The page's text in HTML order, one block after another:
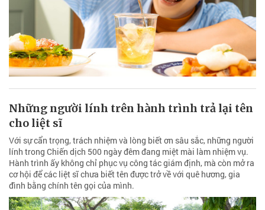
Những người lính trên hành trình trả lại tên
cho liệt sĩ
Với sự cẩn trọng, trách nhiệm và lòng biết ơn sâu sắc, những người
lính trong Chiến dịch 500 ngày đêm đang miệt mài làm nhiệm vụ.
Hành trình ấy không chỉ phục vụ công tác giám định, mà còn mở ra
cơ hội để các liệt sĩ chưa biết tên được trở về với quê hương, gia
đình bằng chính tên gọi của mình.